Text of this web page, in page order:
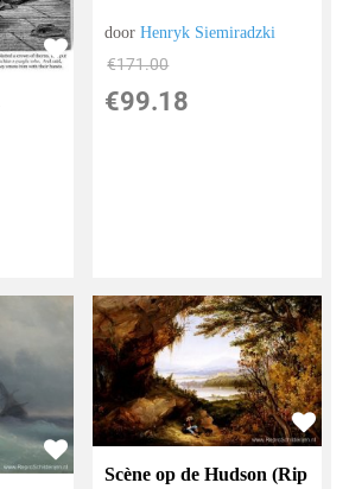
doorHenryk Siemiradzki
€171.00
€99.18
Scène op de Hudson (Rip